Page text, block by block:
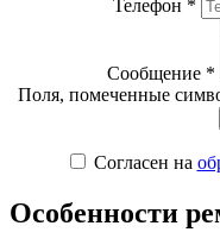
Телефон *
Сообщение *
Поля, помеченные
Согласен на
Особенности